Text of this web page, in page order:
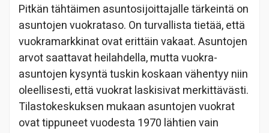
Pitkän tähtäimen asuntosijoittajalle tärkeintä on
asuntojen vuokrataso. On turvallista tietää, että
vuokramarkkinat ovat erittäin vakaat. Asuntojen
arvot saattavat heilahdella, mutta vuokra-
asuntojen kysyntä tuskin koskaan vähentyy niin
oleellisesti, että vuokrat laskisivat merkittävästi.
Tilastokeskuksen mukaan asuntojen vuokrat
ovat tippuneet vuodesta 1970 lähtien vain